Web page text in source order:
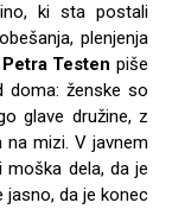
ki sta postali
plenjenja
Petra Testen piše
ženske so
glave druži­ne, z
mizi. V javnem
dela, da je
jasno, da je konec